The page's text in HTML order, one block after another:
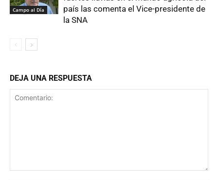
Campo al Día
país las comenta el Vice-presidente de
la SNA
DEJA UNA RESPUESTA